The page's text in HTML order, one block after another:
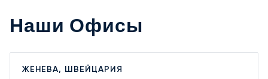
Наши Офисы
ЖЕНЕВА, ШВЕЙЦАРИЯ